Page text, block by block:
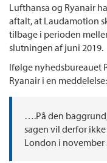
Lufthansa og Ryanair
aftalt, at Laudamotion
tilbage i perioden
slutningen af juni 2019.
Ifølge nyhedsbureauet
Ryanair i en meddelelse:
….På den
sagen vil derfor
London i november